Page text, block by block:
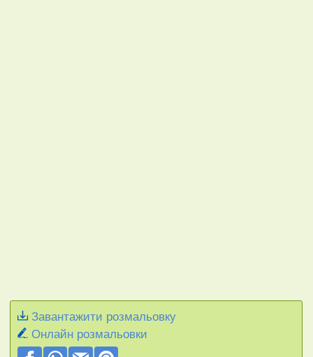
Завантажити розмальовку
Онлайн розмальовки